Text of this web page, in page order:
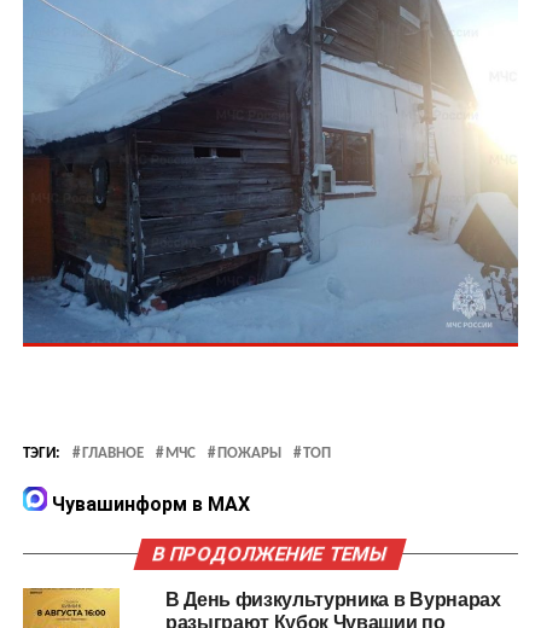
ТЭГИ: ГЛАВНОЕ МЧС ПОЖАРЫ ТОП
Чувашинформ в MAX
В ПРОДОЛЖЕНИЕ ТЕМЫ
В День физкультурника в Вурнарах
разыграют Кубок Чувашии по